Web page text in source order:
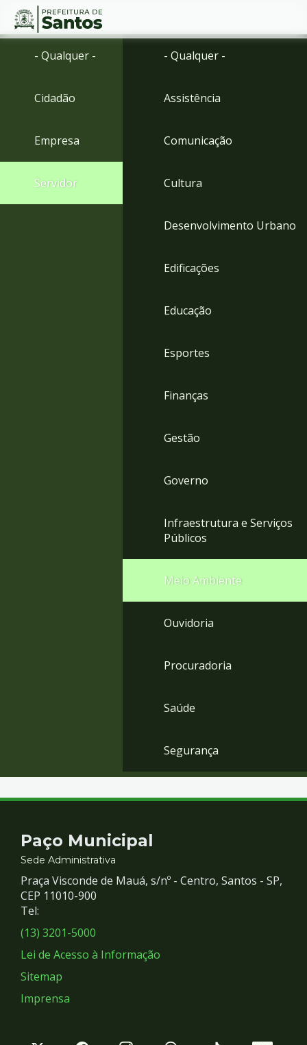
Ir
menu
para
Conteúdo
- Qualquer -
Cidadão
Empresa
Servidor
- Qualquer -
Assistência
Comunicação
Cultura
Desenvolvimento Urbano
Edificações
Educação
Esportes
Finanças
Gestão
Governo
Infraestrutura e Serviços
Públicos
Meio Ambiente
Ouvidoria
Procuradoria
Saúde
Segurança
Contato
e
Redes
Sociais
Paço Municipal
Sede Administrativa
Praça Visconde de Mauá, s/nº - Centro, Santos - SP,
CEP 11010-900
Tel:
(13) 3201-5000
Lei de Acesso à Informação
Sitemap
Imprensa